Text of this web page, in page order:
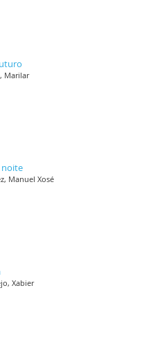
Marilar
noite
Manuel Xosé
Xabier